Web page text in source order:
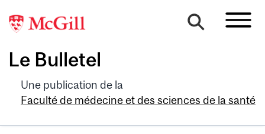
Le Bulletel
Une publication de la
Faculté de médecine et des sciences de la santé